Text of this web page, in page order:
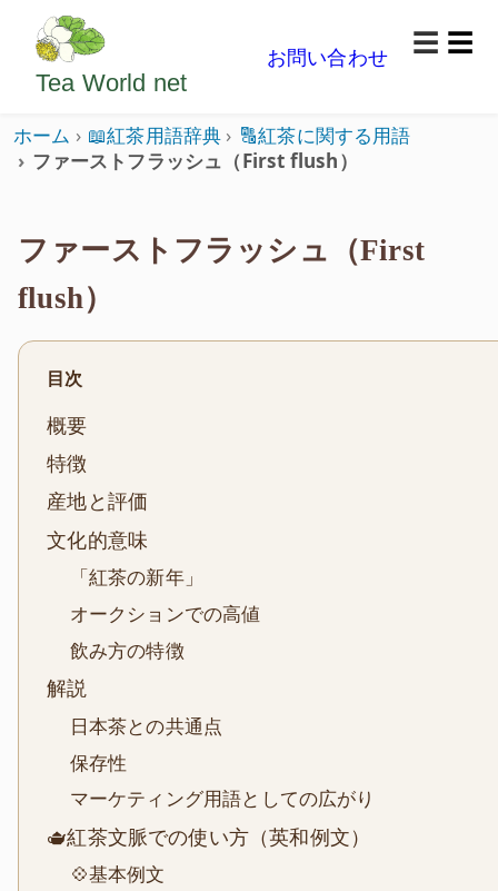
ようこそいらっしゃいました。どうぞごゆっくり楽
Tea World net
お問い合わせ
☰
ホーム 📖紅茶用語辞典
🔠紅茶に関する用語
ファーストフラッシュ（First flush）
ファーストフラッシュ（First
flush）
目次
概要
特徴
産地と評価
文化的意味
「紅茶の新年」
オークションでの高値
飲み方の特徴
解説
日本茶との共通点
保存性
マーケティング用語としての広がり
🫖紅茶文脈での使い方（英和例文）
💠基本例文